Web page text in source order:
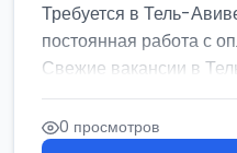
Требуется в Тель-
постоянная работа с
Свежие вакансии в
женщин от хозя...
0 просмотров